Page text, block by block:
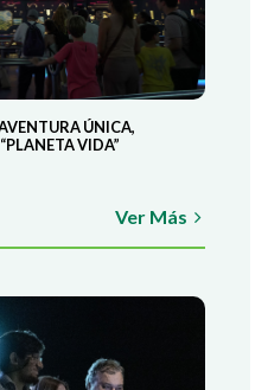
ÚNICA,
VIDA”
Ver Más